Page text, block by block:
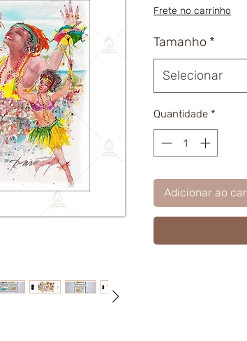
Frete no carrinho
Tamanho *
Selecionar
Quantidade *
Adicionar ao